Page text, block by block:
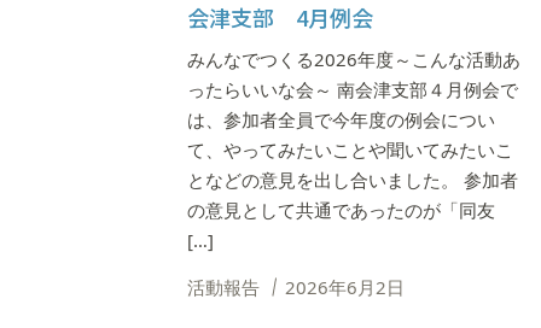
会津支部 4月例会
みんなでつくる2026年度～こんな活動あ
ったらいいな会～ 南会津支部４月例会で
は、参加者全員で今年度の例会につい
て、やってみたいことや聞いてみたいこ
となどの意見を出し合いました。 参加者
の意見として共通であったのが「同友
[…]
活動報告
2026年6月2日